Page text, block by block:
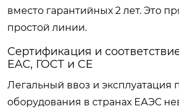
вместо гарантийных 2 лет. Это
простой линии.
Сертификация и
ЕАС, ГОСТ и CE
Легальный ввоз и
оборудования в странах ЕАЭС